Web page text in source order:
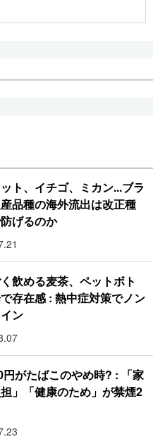
ト、イチゴ、ミカン...ブラ
品種の海外流出は改正種
げるのか
飲める麦茶、ペットボト
存在感 : 熱中症対策でノン
ン
円がたばこのやめ時? : 「家
」「健康のため」が禁煙2